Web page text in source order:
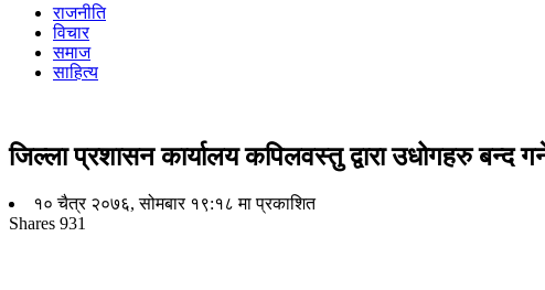
राजनीति
विचार
समाज
साहित्य
जिल्ला प्रशासन कार्यालय कपिलवस्तु द्वारा उधोगहरु
१० चैत्र २०७६, सोमबार १९:१८ मा प्रकाशित
Shares 931